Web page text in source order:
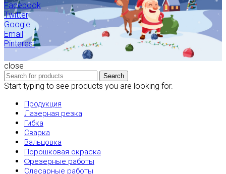
Facebook
Twitter
Google
Email
Pinterest
close
Search
Start typing to see products you are looking for.
Продукция
Лазерная резка
Гибка
Сварка
Вальцовка
Порошковая окраска
Фрезерные работы
Слесарные работы